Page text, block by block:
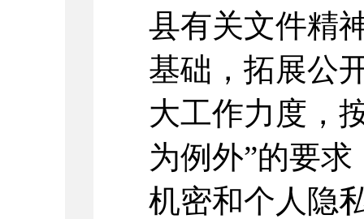
县有关文件精
基础，拓展公
大工作力度，
为例外”的要
机密和个人隐